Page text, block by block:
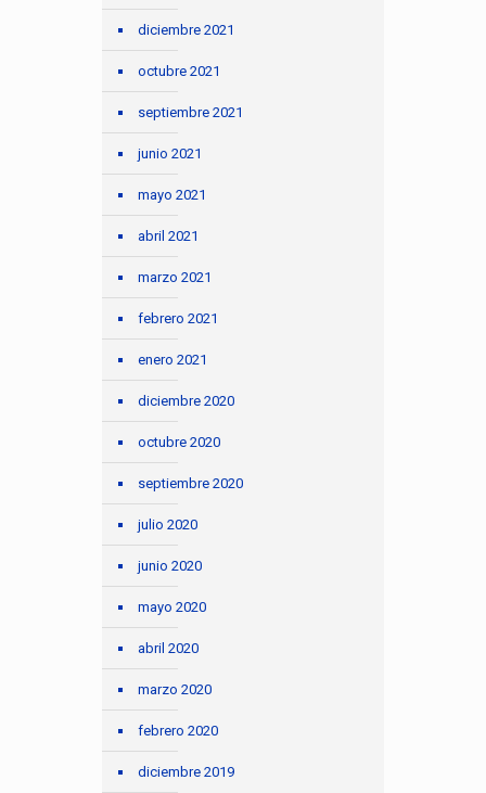
diciembre 2021
octubre 2021
septiembre 2021
junio 2021
mayo 2021
abril 2021
marzo 2021
febrero 2021
enero 2021
diciembre 2020
octubre 2020
septiembre 2020
julio 2020
junio 2020
mayo 2020
abril 2020
marzo 2020
febrero 2020
diciembre 2019